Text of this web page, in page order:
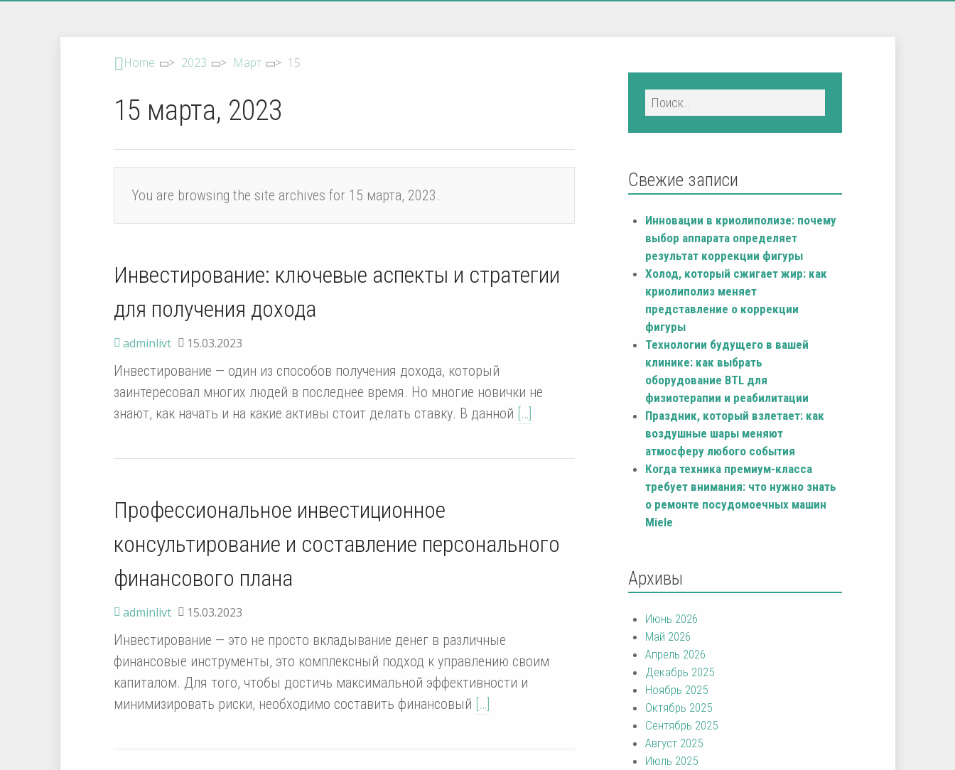
Home > 2023 > Март > 15
15 марта, 2023
You are browsing the site archives for 15 марта, 2023.
Инвестирование: ключевые аспекты и стратегии
для получения дохода
adminlivt 15.03.2023
Инвестирование — один из способов получения дохода, который
заинтересовал многих людей в последнее время. Но многие новички не
знают, как начать и на какие активы стоит делать ставку. В данной […]
Профессиональное инвестиционное
консультирование и составление персонального
финансового плана
adminlivt 15.03.2023
Инвестирование — это не просто вкладывание денег в различные
финансовые инструменты, это комплексный подход к управлению своим
капиталом. Для того, чтобы достичь максимальной эффективности и
минимизировать риски, необходимо составить финансовый […]
Свежие записи
Инновации в криолиполизе: почему
выбор аппарата определяет
результат коррекции фигуры
Холод, который сжигает жир: как
криолиполиз меняет
представление о коррекции
фигуры
Технологии будущего в вашей
клинике: как выбрать
оборудование BTL для
физиотерапии и реабилитации
Праздник, который взлетает: как
воздушные шары меняют
атмосферу любого события
Когда техника премиум-класса
требует внимания: что нужно знать
о ремонте посудомоечных машин
Miele
Архивы
Июнь 2026
Май 2026
Апрель 2026
Декабрь 2025
Ноябрь 2025
Октябрь 2025
Сентябрь 2025
Август 2025
Июль 2025